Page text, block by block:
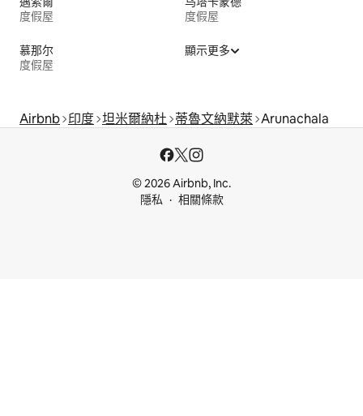
度假屋
度假屋
慕那尔
度假屋
顯示更多
Airbnb 印度 坦米爾納杜 蒂魯文納默萊 Arunachala
© 2026 Airbnb, Inc.
隱私
相關條款